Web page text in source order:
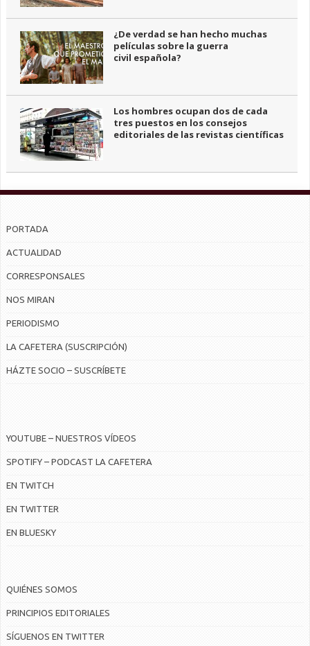
¿De verdad se han hecho muchas
películas sobre la guerra
civil española?
Los hombres ocupan dos de cada
tres puestos en los consejos
editoriales de las revistas científicas
PORTADA
ACTUALIDAD
CORRESPONSALES
NOS MIRAN
PERIODISMO
LA CAFETERA (SUSCRIPCIÓN)
HÁZTE SOCIO – SUSCRÍBETE
YOUTUBE – NUESTROS VÍDEOS
SPOTIFY – PODCAST LA CAFETERA
EN TWITCH
EN TWITTER
EN BLUESKY
QUIÉNES SOMOS
PRINCIPIOS EDITORIALES
SÍGUENOS EN TWITTER